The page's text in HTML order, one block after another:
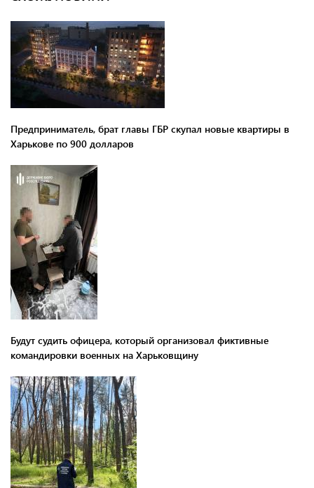
Предприниматель, брат главы ГБР скупал новые квартиры в
Харькове по 900 долларов
Будут судить офицера, который организовал фиктивные
командировки военных на Харьковщину